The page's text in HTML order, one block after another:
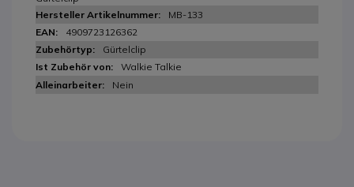
MB-133
4909723126362
Gürtelclip
Walkie Talkie
Nein